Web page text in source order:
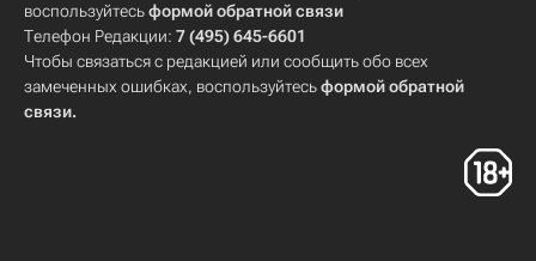
воспользуйтесьформой обратной связи
Телефон Редакции: 7 (495) 645-6601
Чтобы связаться с редакцией или сообщить обо всех
замеченных ошибках, воспользуйтесьформой обратной
связи.